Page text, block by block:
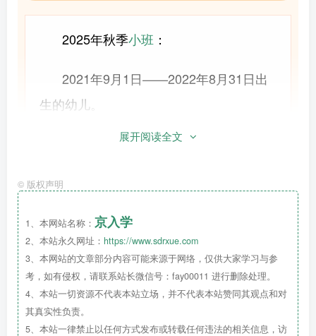
2025年秋季小班 ：
2021年9月1日——2022年8月31日出
生的幼儿。
三、调研方式
问卷星（请扫描下方二维码进行填写）
展开阅读全文
© 版权声明
1、本网站名称： 京入学
2、本站永久网址： https://www.sdrxue.com
3、本网站的文章部分内容可能来源于网络，仅供大家学习与参
考，如有侵权，请联系站长微信号：fay00011 进行删除处理。
4、本站一切资源不代表本站立场，并不代表本站赞同其观点和对
其真实性负责。
5、本站一律禁止以任何方式发布或转载任何违法的相关信息，访